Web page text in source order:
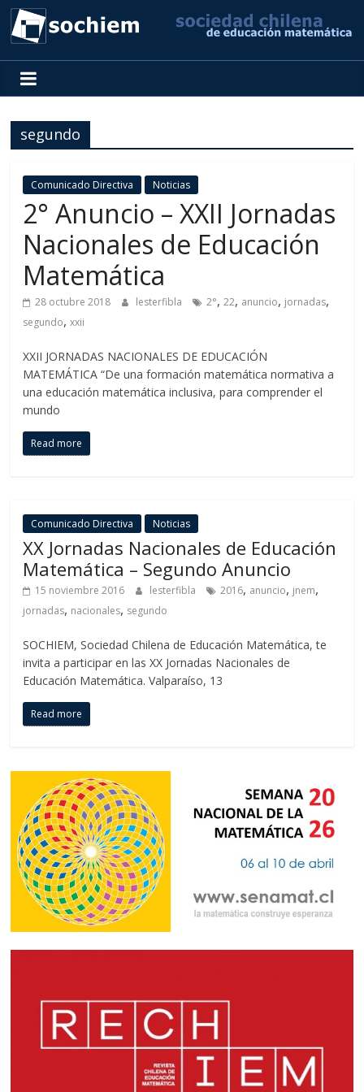
SOCHIEM
Sociedad
Chilena
de
Matemática
segundo
Comunicado Directiva Noticias
2° Anuncio – XXII Jornadas
Nacionales de Educación
Matemática
28 octubre 2018 lesterfibla 2°,22, anuncio, jornadas,
segundo,xxii
XXII JORNADAS NACIONALES DE EDUCACIÓN
MATEMÁTICA “De una formación matemática normativa a
una educación matemática inclusiva, para comprender el
mundo
Read more
Comunicado Directiva Noticias
XX Jornadas Nacionales de Educación
Matemática – Segundo Anuncio
15 noviembre 2016 lesterfibla 2016, anuncio, jnem,
jornadas, nacionales, segundo
SOCHIEM, Sociedad Chilena de Educación Matemática, te
invita a participar en las XX Jornadas Nacionales de
Educación Matemática. Valparaíso, 13
Read more